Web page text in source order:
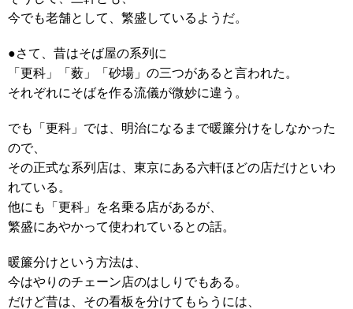
今でも老舗として、繁盛しているようだ。
●さて、昔はそば屋の系列に
「更科」「薮」「砂場」の三つがあると言われた。
それぞれにそばを作る流儀が微妙に違う。
でも「更科」では、明治になるまで暖簾分けをしなかった
ので、
その正式な系列店は、東京にある六軒ほどの店だけといわ
れている。
他にも「更科」を名乗る店があるが、
繁盛にあやかって使われているとの話。
暖簾分けという方法は、
今はやりのチェーン店のはしりでもある。
だけど昔は、その看板を分けてもらうには、